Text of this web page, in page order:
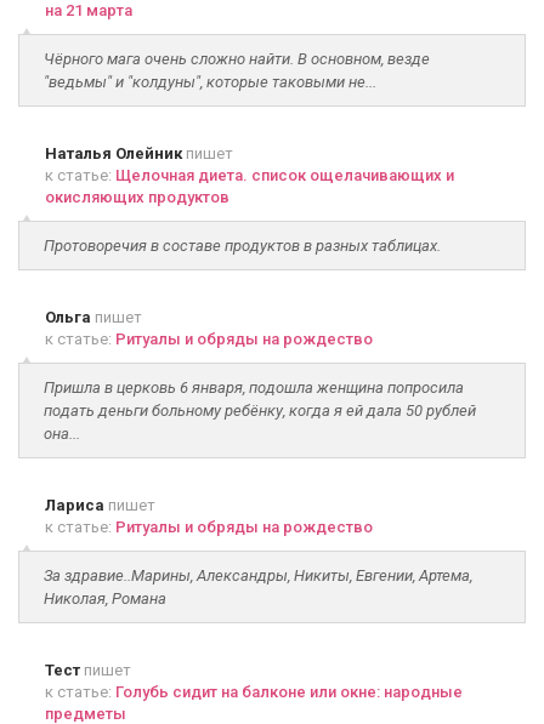
на 21 марта
Чёрного мага очень сложно найти. В основном, везде
"ведьмы" и "колдуны", которые таковыми не...
Наталья Олейникпишет
к статье: Щелочная диета. список ощелачивающих и
окисляющих продуктов
Протоворечия в составе продуктов в разных таблицах.
Ольга пишет
к статье: Ритуалы и обряды на рождество
Пришла в церковь 6 января, подошла женщина попросила
подать деньги больному ребёнку, когда я ей дала 50 рублей
она...
Лариса пишет
к статье: Ритуалы и обряды на рождество
За здравие..Марины, Александры, Никиты, Евгении, Артема,
Николая, Романа
Тест пишет
к статье: Голубь сидит на балконе или окне: народные
предметы